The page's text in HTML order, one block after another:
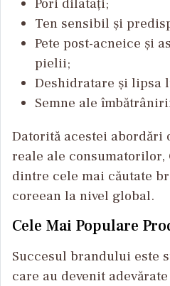
Ten sensibil și
Pete post-acneice și
pielii;
Deshidratare și lipsa
Semne ale
Datorită acestei abordări
reale ale consumatorilor,
dintre cele mai căutate
coreean la nivel global.
Cele Mai Populare
Succesul brandului este
care au devenit